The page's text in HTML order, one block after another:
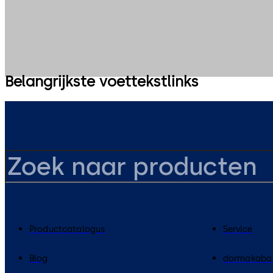
Belangrijkste voettekstlinks
Productcatalogus Service
Blog